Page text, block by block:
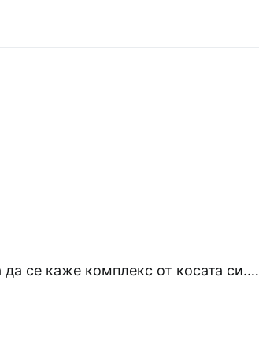
се каже комплекс от косата си.…